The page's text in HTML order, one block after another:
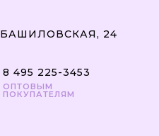
БАШИЛОВСКАЯ, 24
8 495 225-3453
ОПТОВЫМ
ПОКУПАТЕЛЯМ